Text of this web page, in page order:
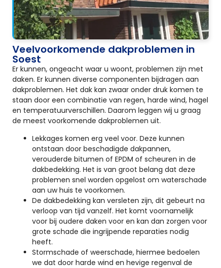
Veelvoorkomende dakproblemen in
Soest
Er kunnen, ongeacht waar u woont, problemen zijn met
daken. Er kunnen diverse componenten bijdragen aan
dakproblemen. Het dak kan zwaar onder druk komen te
staan door een combinatie van regen, harde wind, hagel
en temperatuurverschillen. Daarom leggen wij u graag
de meest voorkomende dakproblemen uit.
Lekkages komen erg veel voor. Deze kunnen
ontstaan door beschadigde dakpannen,
verouderde bitumen of EPDM of scheuren in de
dakbedekking. Het is van groot belang dat deze
problemen snel worden opgelost om waterschade
aan uw huis te voorkomen.
De dakbedekking kan versleten zijn, dit gebeurt na
verloop van tijd vanzelf. Het komt voornamelijk
voor bij oudere daken voor en kan dan zorgen voor
grote schade die ingrijpende reparaties nodig
heeft.
Stormschade of weerschade, hiermee bedoelen
we dat door harde wind en hevige regenval de